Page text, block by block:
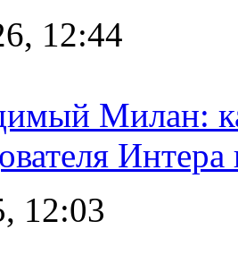
12:44
Милан:
12:03